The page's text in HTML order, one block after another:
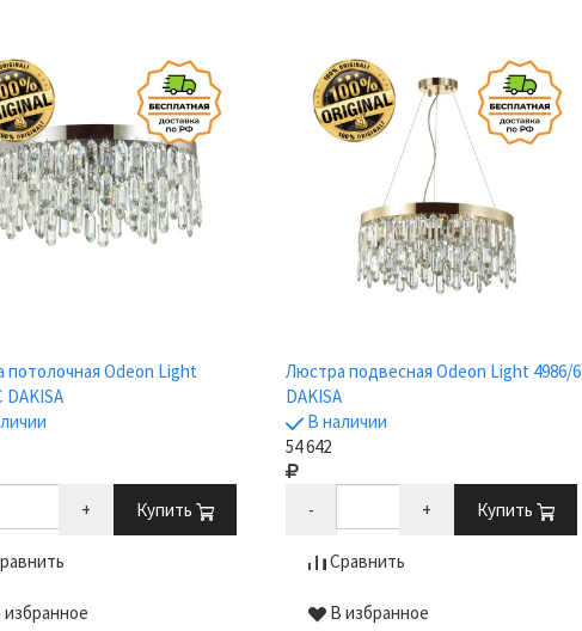
потолочная Odeon Light
DAKISA
+ Купить
избранное
Люстра подвесная Odeon Light 4986/6
DAKISA
В наличии
54 642
- + Купить
Сравнить
В избранное